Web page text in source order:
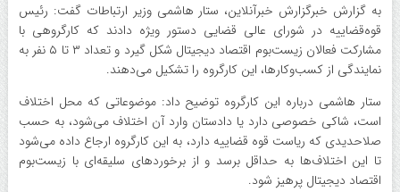
به گزارش خبرگزارش خبرآنلاین، ستار هاشمی وزیر ارتباطات گفت: رئیس
قوه‌قضاییه در شورای عالی قضایی دستور ویژه دادند که کارگروهی با
مشارکت فعالان زیست‌بوم اقتصاد دیجیتال شکل گیرد و تعداد ۳ تا ۵ نفر به
نمایندگی از کسب‌وکارها، این کارگروه را تشکیل می‌دهند.
ستار هاشمی درباره این کارگروه توضیح داد: موضوعاتی که محل اختلاف
است، شاکی خصوصی دارد یا دادستان وارد آن اختلاف می‌شود، به حسب
صلاحدیدی که ریاست قوه قضاییه دارد، به این کارگروه ارجاع داده می‌شود
تا این اختلاف‌ها به حداقل برسد و از برخوردهای سلیقه‌ای با زیست‌بوم
اقتصاد دیجیتال پرهیز شود.